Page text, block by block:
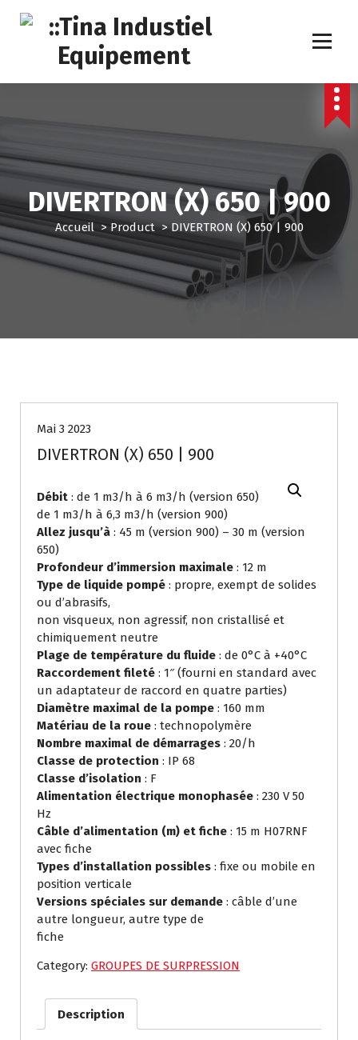
n
e
u
DIVERTRON (X) 650 | 900
Accueil > Product>DIVERTRON (X) 650 | 900
Mai 3 2023
DIVERTRON (X) 650 | 900
Débit : de 1 m3/h à 6 m3/h (version 650)
de 1 m3/h à 6,3 m3/h (version 900)
Allez jusqu’à : 45 m (version 900) – 30 m (version
650)
Profondeur d’immersion maximale : 12 m
Type de liquide pompé : propre, exempt de solides
ou d’abrasifs,
non visqueux, non agressif, non cristallisé et
chimiquement neutre
Plage de température du fluide : de 0°C à +40°C
Raccordement fileté : 1″ (fourni en standard avec
un adaptateur de raccord en quatre parties)
Diamètre maximal de la pompe : 160 mm
Matériau de la roue : technopolymère
Nombre maximal de démarrages : 20/h
Classe de protection : IP 68
Classe d’isolation : F
Alimentation électrique monophasée : 230 V 50
Hz
Câble d’alimentation (m) et fiche : 15 m H07RNF
avec fiche
Types d’installation possibles : fixe ou mobile en
position verticale
Versions spéciales sur demande : câble d’une
autre longueur, autre type de
fiche
Category: GROUPES DE SURPRESSION
Description